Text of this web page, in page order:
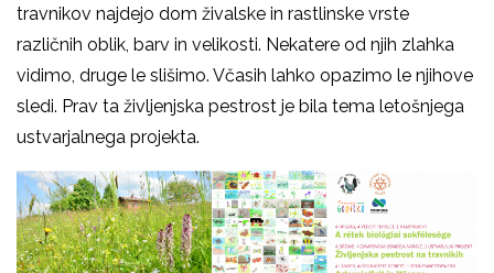
travnikov najdejo dom živalske in rastlinske vrste
različnih oblik, barv in velikosti. Nekatere od njih zlahka
vidimo, druge le slišimo. Včasih lahko opazimo le njihove
sledi. Prav ta življenjska pestrost je bila tema letošnjega
ustvarjalnega projekta.